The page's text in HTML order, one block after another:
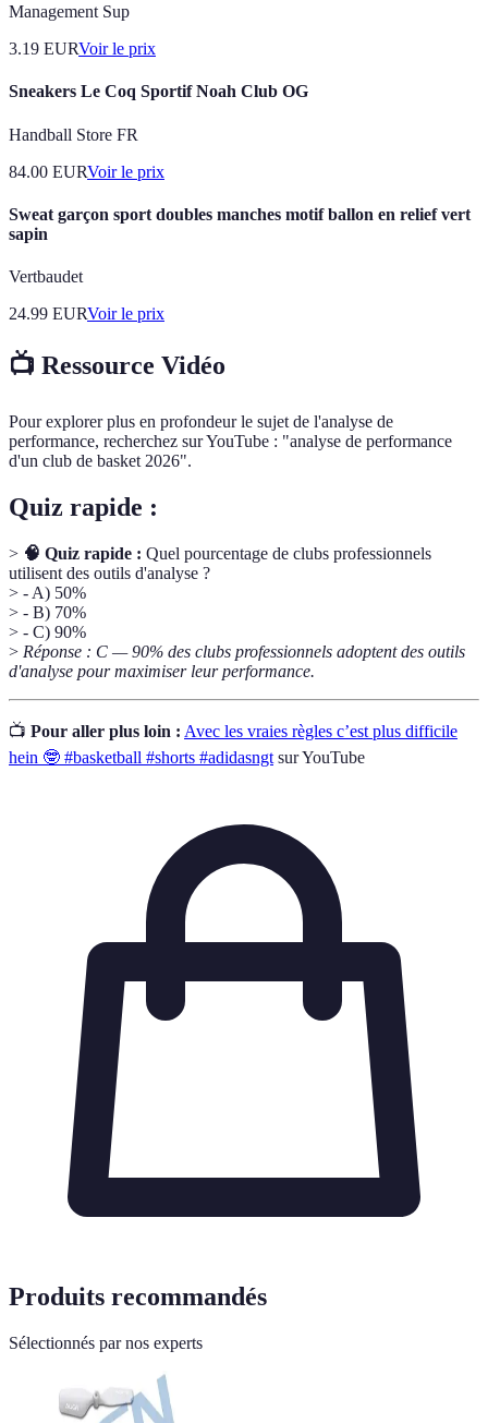
Management Sup
3.19 EURVoir le prix
Sneakers Le Coq Sportif Noah Club OG
Handball Store FR
84.00 EURVoir le prix
Sweat garçon sport doubles manches motif ballon en relief vert
sapin
Vertbaudet
24.99 EURVoir le prix
📺 Ressource Vidéo
Pour explorer plus en profondeur le sujet de l'analyse de
performance, recherchez sur YouTube : "analyse de performance
d'un club de basket 2026".
Quiz rapide :
> 🧠 Quiz rapide : Quel pourcentage de clubs professionnels
utilisent des outils d'analyse ?
> - A) 50%
> - B) 70%
> - C) 90%
> Réponse : C — 90% des clubs professionnels adoptent des outils
d'analyse pour maximiser leur performance.
📺 Pour aller plus loin : Avec les vraies règles c’est plus difficile
hein 🤓 #basketball #shorts #adidasngt sur YouTube
Produits recommandés
Sélectionnés par nos experts